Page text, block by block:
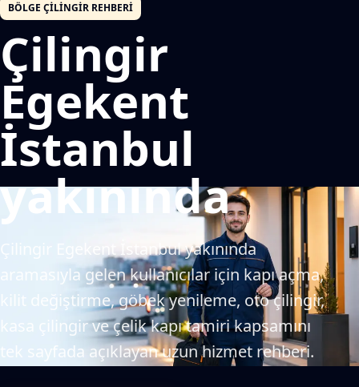
BÖLGE ÇILINGIR REHBERI
Çilingir
Egekent
İstanbul
yakınında
Çilingir Egekent İstanbul yakınında
aramasıyla gelen kullanıcılar için kapı açma,
kilit değiştirme, göbek yenileme, oto çilingir,
kasa çilingir ve çelik kapı tamiri kapsamını
tek sayfada açıklayan uzun hizmet rehberi.